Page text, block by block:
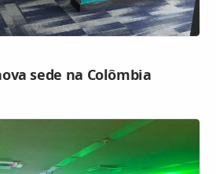
sede na Colômbia